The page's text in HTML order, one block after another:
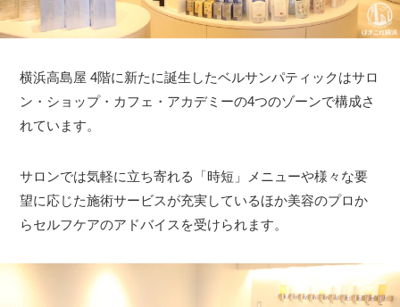
横浜高島屋 4階に新たに誕生したベルサンパティックはサロ
ン・ショップ・カフェ・アカデミーの4つのゾーンで構成さ
れています。
サロンでは気軽に立ち寄れる「時短」メニューや様々な要
望に応じた施術サービスが充実しているほか美容のプロか
らセルフケアのアドバイスを受けられます。